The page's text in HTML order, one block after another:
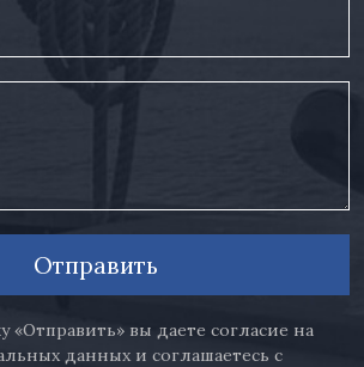
Отправить
«Отправить» вы даете согласие на
данных и соглашаетесь с